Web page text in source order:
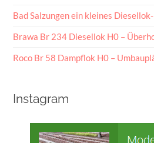
Bad Salzungen ein kleines
Brawa Br 234 Diesellok H0 –
Roco Br 58 Dampflok H0 –
Instagram